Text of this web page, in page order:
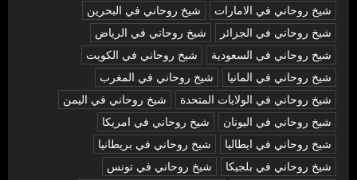
شيخ روحاني في الامارات
شيخ روحاني في البحرين
شيخ روحاني في الجزائر
شيخ روحاني في الرياض
شيخ روحاني في السعودية
شيخ روحاني في الكويت
شيخ روحاني في المانيا
شيخ روحاني في المغرب
شيخ روحاني في الولايات المتحدة
شيخ روحاني في اليمن
شيخ روحاني في اليونان
شيخ روحاني في امريكا
شيخ روحاني في ايطاليا
شيخ روحاني في بريطانيا
شيخ روحاني في بلجيكا
شيخ روحاني في تونس